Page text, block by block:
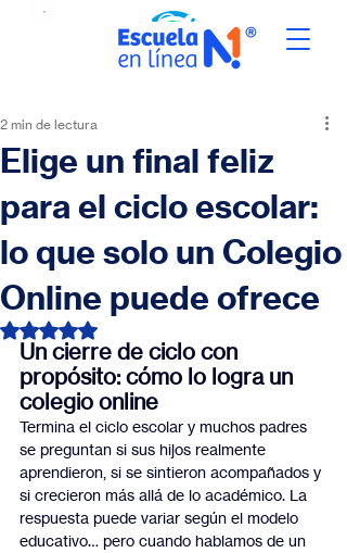
Elige un final feliz
para el ciclo escolar:
lo que solo un Colegio
Online puede ofrece
2 min de lectura
Obtuvo NaN de 5 estrellas.
Un cierre de ciclo con
propósito: cómo lo logra un
colegio online
Termina el ciclo escolar y muchos padres
se preguntan si sus hijos realmente
aprendieron, si se sintieron acompañados y
si crecieron más allá de lo académico. La
respuesta puede variar según el modelo
educativo… pero cuando hablamos de un